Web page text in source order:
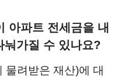
아파트 전세금을 내
눠가질 수 있나요?
물려받은 재산)에 대